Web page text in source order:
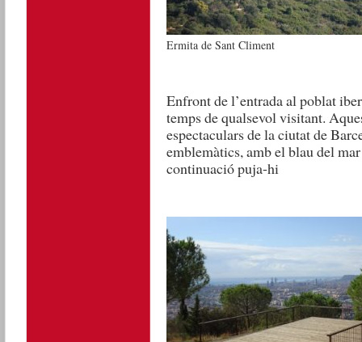
Ermita de Sant Climent
Enfront de l’entrada al poblat
temps de qualsevol visitant.
espectaculars de la ciutat de
emblemàtics, amb el blau del
continuació puja-hi